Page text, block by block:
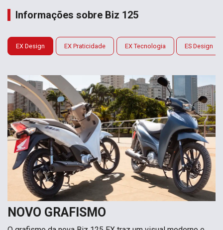
Informações sobre Biz 125
EX Design EX Praticidade EX Tecnologia ES Design
NOVO GRAFISMO